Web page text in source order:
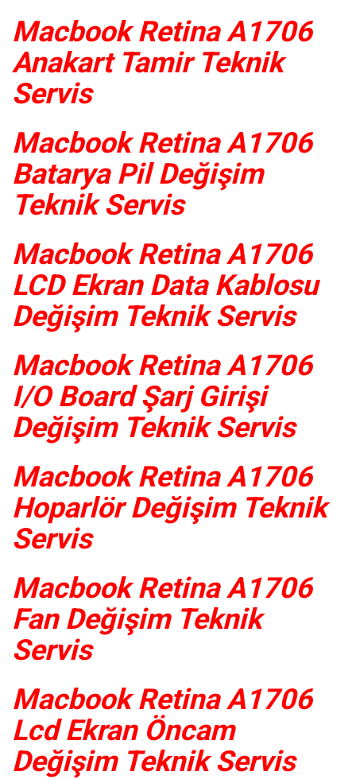
Macbook Retina A1706
Anakart Tamir Teknik
Servis
Macbook Retina A1706
Batarya Pil Değişim
Teknik Servis
Macbook Retina A1706
LCD Ekran Data Kablosu
Değişim Teknik Servis
Macbook Retina A1706
I/O Board Şarj Girişi
Değişim Teknik Servis
Macbook Retina A1706
Hoparlör Değişim Teknik
Servis
Macbook Retina A1706
Fan Değişim Teknik
Servis
Macbook Retina A1706
Lcd Ekran Öncam
Değişim Teknik Servis